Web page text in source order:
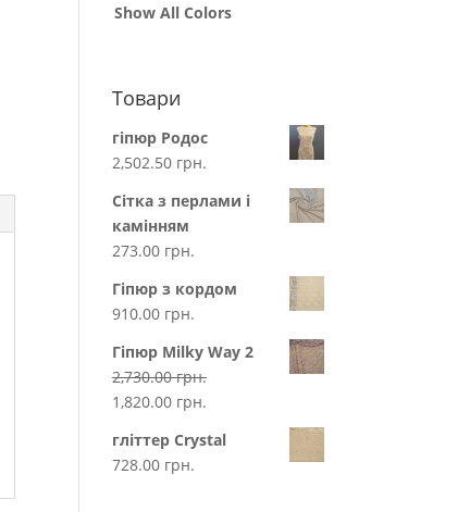
Show All Colors
Товари
гіпюр Родос
2,502.50 грн.
Сітка з перлами і
камінням
273.00 грн.
Гіпюр з кордом
910.00 грн.
Гіпюр Milky Way 2
2,730.00грн.
1,820.00 грн.
гліттер Crystal
728.00 грн.